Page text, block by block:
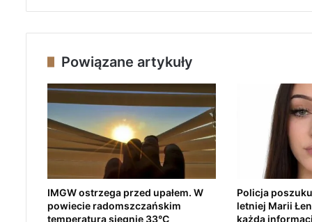
t
w
z
w
t
r
Powiązane artykuły
IMGW ostrzega przed upałem. W
powiecie radomszczańskim
temperatura sięgnie 33°C
Policja
letniej Marii
każda